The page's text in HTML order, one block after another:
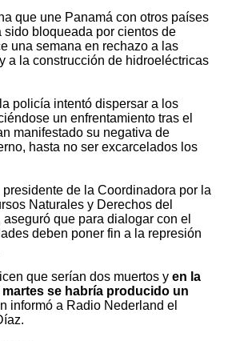
que une Panamá con otros países
sido bloqueada por cientos de
una semana en rechazo a las
a la construcción de hidroeléctricas
policía intentó dispersar a los
un enfrentamiento tras el
manifestado su negativa de
hasta no ser excarcelados los
de la Coordinadora por la
Naturales y Derechos del
que para dialogar con el
deben poner fin a la represión
que serían dos muertos y en la
se habría producido un
informó a Radio Nederland el